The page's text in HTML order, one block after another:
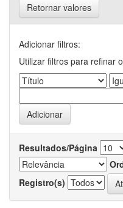
Retornar valores
Adicionar filtros:
Utilizar filtros para refinar
Resultados/Página
Registro(s)